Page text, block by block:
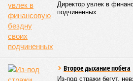
Директор увлек в
подчиненных
Второе дыхание побега
Из-под стражи бегут,